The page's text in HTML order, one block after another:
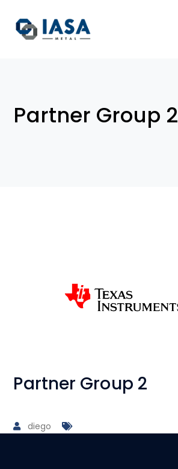
Partner Group 2
Partner Group 2
diego